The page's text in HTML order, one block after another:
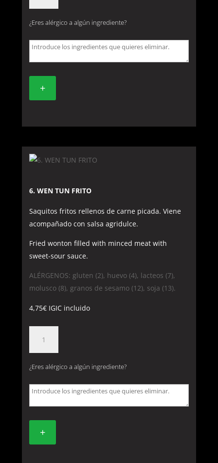
(6
unidades)
cantidad
¿Eres alérgico a algún ingrediente?
+
6. WEN TUN FRITO
Saquitos fritos rellenos de carne picada. Viene
acompañado con salsa agridulce.
Fried wonton filled with minced meat with
sweet-sour sauce.
ALÉRGENOS: gluten (2), huevo (4), lacteos (7),
molusco (8), granos de sesamo (12), soja (13).
4,75€ IGIC incluido
WEN
FRITO
cantidad
¿Eres alérgico a algún ingrediente?
+